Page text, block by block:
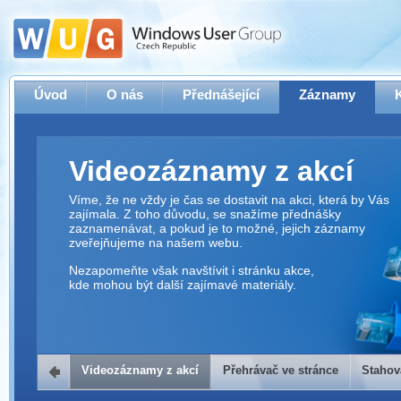
Úvod O nás Přednášející Záznamy
Videozáznamy z akcí
Víme, že ne vždy je čas se dostavit na akci, která by Vás
zajímala. Z toho důvodu, se snažíme přednášky
zaznamenávat, a pokud je to možné, jejich záznamy
zveřejňujeme na našem webu.
Nezapomeňte však navštívit i stránku akce,
kde mohou být další zajímavé materiály.
Přehrávač ve stránce
Videozáznamy z akcí Přehrávač ve stránce